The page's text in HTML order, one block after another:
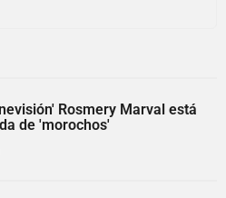
Rosmery Marval está
de 'morochos'